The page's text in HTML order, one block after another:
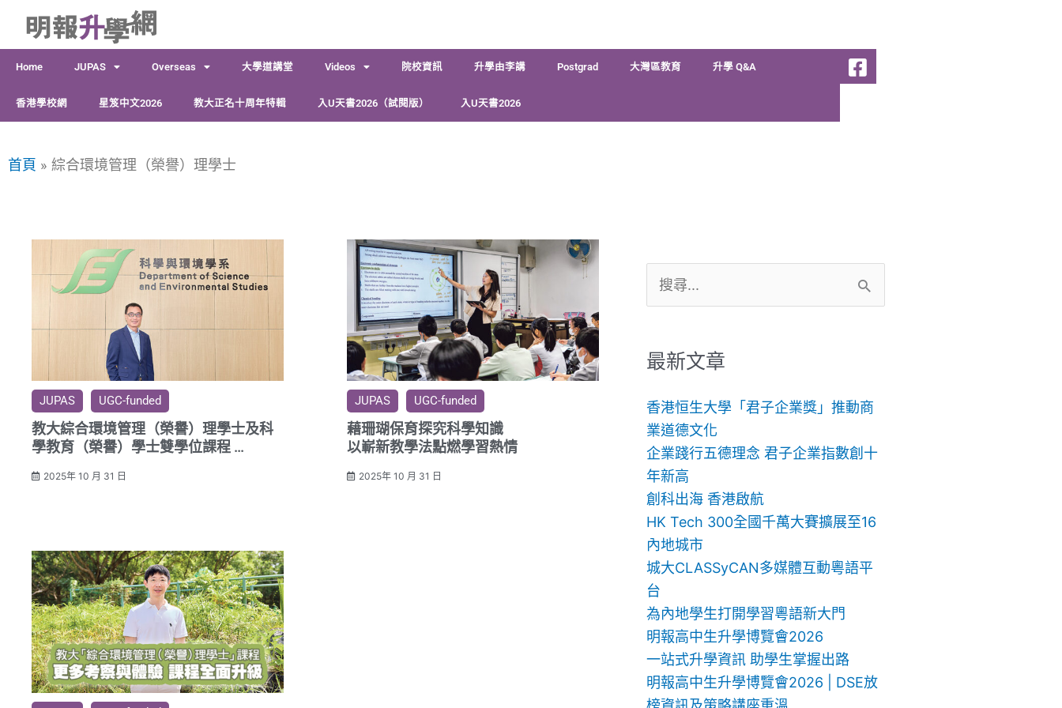
容
Home JUPAS Overseas 大學道講堂 Videos 院校資訊 升學由李講 Postgrad 大灣區教育 升學 Q&A
香港學校網 星笈中文2026 教大正名十周年特輯 入U天書2026（試閱版） 入U天書2026
首頁 綜合環境管理（榮譽）理學士
JUPAS UGC-funded
教大綜合環境管理（榮譽）理學士及科
學教育（榮譽）學士雙學位課程
2025年 10 月 31 日
JUPAS UGC-funded
藉珊瑚保育探究科學知識
以嶄新教學法點燃學習熱情
2025年 10 月 31 日
尋
鍵
最新文章
香港恒生大學「君子企業獎」推動商
業道德文化
企業踐行五德理念 君子企業指數創十
年新高
創科出海 香港啟航
HK Tech 300全國千萬大賽擴展至16
內地城市
城大CLASSyCAN多媒體互動粵語平
台
為內地學生打開學習粵語新大門
明報高中生升學博覽會2026
一站式升學資訊 助學生掌握出路
明報高中生升學博覽會2026 | DSE放